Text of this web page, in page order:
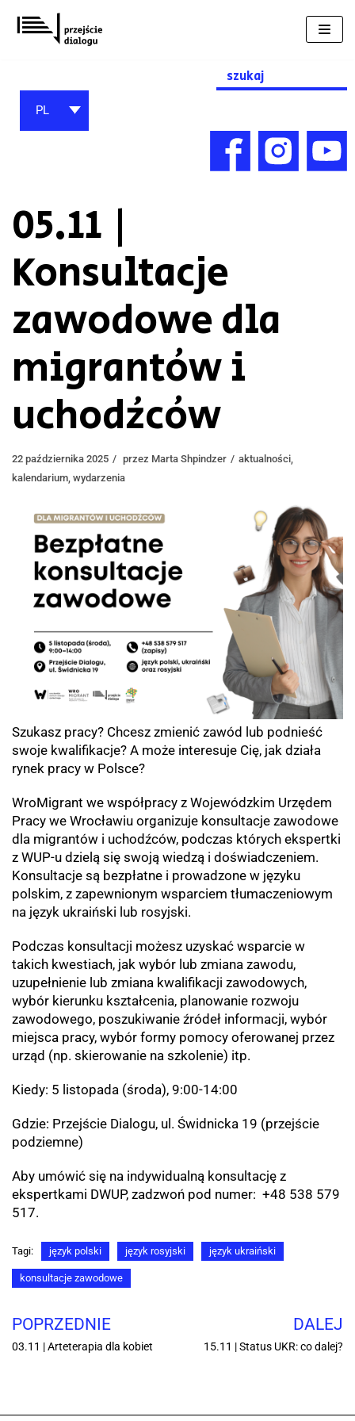
Przejdź
do
Search
for:
PL
05.11 |
Konsultacje
zawodowe dla
migrantów i
uchodźców
22 października 2025 przez Marta Shpindzer aktualności
kalendarium wydarzenia
Szukasz pracy? Chcesz zmienić zawód lub podnieść
swoje kwalifikacje? A może interesuje Cię, jak działa
rynek pracy w Polsce?
WroMigrant we współpracy z Wojewódzkim Urzędem
Pracy we Wrocławiu organizuje konsultacje zawodowe
dla migrantów i uchodźców, podczas których ekspertki
z WUP-u dzielą się swoją wiedzą i doświadczeniem.
Konsultacje są bezpłatne i prowadzone w języku
polskim, z zapewnionym wsparciem tłumaczeniowym
na język ukraiński lub rosyjski.
Podczas konsultacji możesz uzyskać wsparcie w
takich kwestiach, jak wybór lub zmiana zawodu,
uzupełnienie lub zmiana kwalifikacji zawodowych,
wybór kierunku kształcenia, planowanie rozwoju
zawodowego, poszukiwanie źródeł informacji, wybór
miejsca pracy, wybór formy pomocy oferowanej przez
urząd (np. skierowanie na szkolenie) itp.
Kiedy: 5 listopada (środa), 9:00-14:00
Gdzie: Przejście Dialogu, ul. Świdnicka 19 (przejście
podziemne)
Aby umówić się na indywidualną konsultację z
ekspertkami DWUP, zadzwoń pod numer: +48 538 579
517.
Tagi: język polski język rosyjski język ukraiński
konsultacje zawodowe
POPRZEDNIE
03.11 | Arteterapia dla kobiet
DALEJ
15.11 | Status UKR: co dalej?